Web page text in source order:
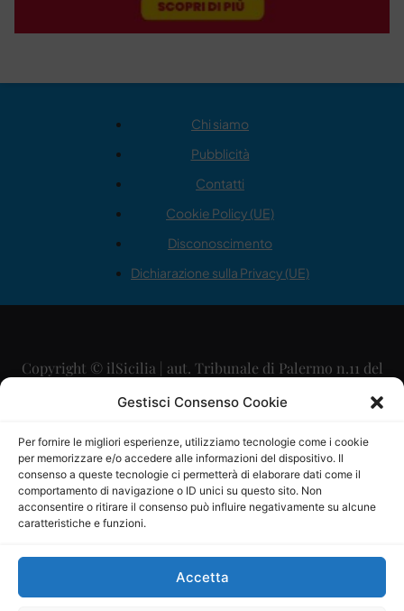
Gestisci Consenso Cookie
Per fornire le migliori esperienze, utilizziamo tecnologie come i cookie
per memorizzare e/o accedere alle informazioni del dispositivo. Il
consenso a queste tecnologie ci permetterà di elaborare dati come il
comportamento di navigazione o ID unici su questo sito. Non
acconsentire o ritirare il consenso può influire negativamente su alcune
caratteristiche e funzioni.
Accetta
Chi siamo
Pubblicità
Contatti
Cookie Policy (UE)
Disconoscimento
Dichiarazione sulla Privacy (UE)
Copyright © ilSicilia | aut. Tribunale di Palermo n.11 del
29/09/2015
Direttore Editoriale: Maurizio Scaglione
Direttore Responsabile: Maria Calabrese
P.IVA: 06334930820
Mercurio Comunicazione Società Cooperativa a r.l. è